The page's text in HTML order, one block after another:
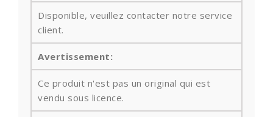
Disponible, veuillez contacter notre service
client.
Avertissement:
Ce produit n'est pas un original qui est
vendu sous licence.